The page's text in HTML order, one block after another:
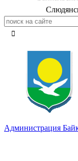
Администрация